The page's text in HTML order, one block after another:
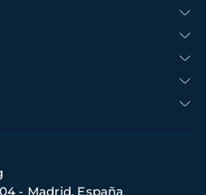
- Madrid, España